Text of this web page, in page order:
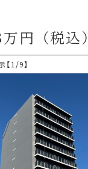
から探す
ット
り
万円（税込）
【1 /9】